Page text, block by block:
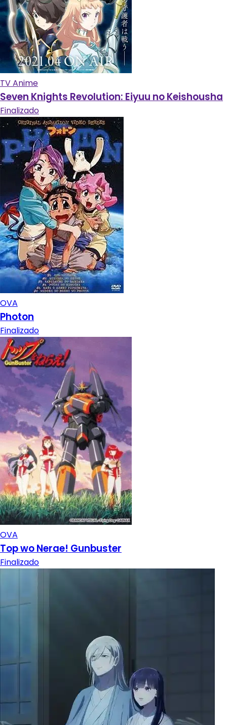
TV Anime
Seven Knights Revolution: Eiyuu no Keishousha
Finalizado
OVA
Photon
Finalizado
OVA
Top wo Nerae! Gunbuster
Finalizado